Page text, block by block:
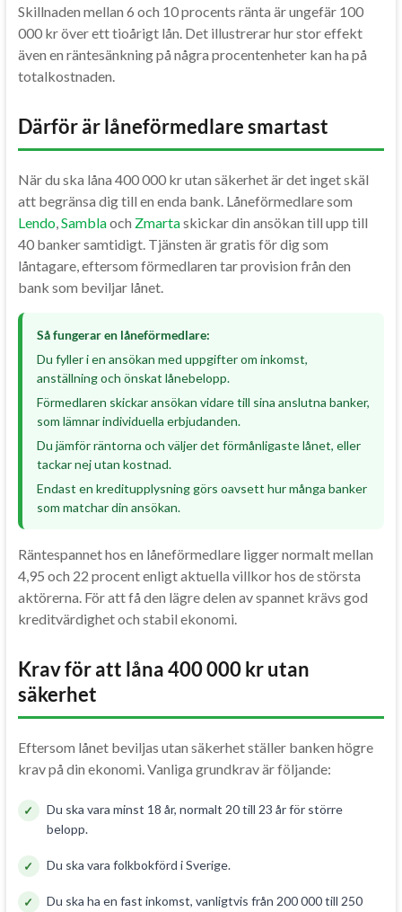
Skillnaden mellan 6 och 10 procents ränta är ungefär 100
000 kr över ett tioårigt lån. Det illustrerar hur stor effekt
även en räntesänkning på några procentenheter kan ha på
totalkostnaden.
Därför är låneförmedlare smartast
När du ska låna 400 000 kr utan säkerhet är det inget skäl
att begränsa dig till en enda bank. Låneförmedlare som
Lendo,Samblaoch Zmartaskickar din ansökan till upp till
40 banker samtidigt. Tjänsten är gratis för dig som
låntagare, eftersom förmedlaren tar provision från den
bank som beviljar lånet.
Så fungerar en låneförmedlare:
Du fyller i en ansökan med uppgifter om inkomst,
anställning och önskat lånebelopp.
Förmedlaren skickar ansökan vidare till sina anslutna banker,
som lämnar individuella erbjudanden.
Du jämför räntorna och väljer det förmånligaste lånet, eller
tackar nej utan kostnad.
Endast en kreditupplysning görs oavsett hur många banker
som matchar din ansökan.
Räntespannet hos en låneförmedlare ligger normalt mellan
4,95 och 22 procent enligt aktuella villkor hos de största
aktörerna. För att få den lägre delen av spannet krävs god
kreditvärdighet och stabil ekonomi.
Krav för att låna 400 000 kr utan
säkerhet
Eftersom lånet beviljas utan säkerhet ställer banken högre
krav på din ekonomi. Vanliga grundkrav är följande:
Du ska vara minst 18 år, normalt 20 till 23 år för större
belopp.
Du ska vara folkbokförd i Sverige.
Du ska ha en fast inkomst, vanligtvis från 200 000 till 250